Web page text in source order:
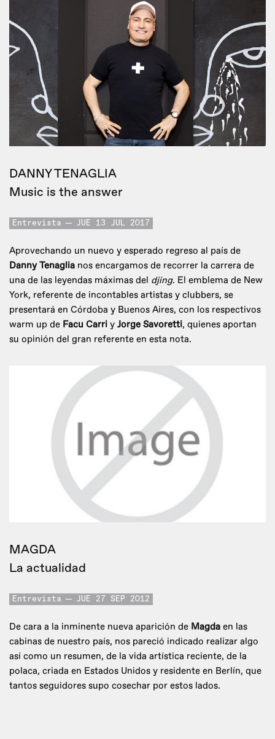
DANNY TENAGLIA
Music is the answer
Entrevista JUE 13 JUL 2017
Aprovechando un nuevo y esperado regreso al país de
Danny Tenaglia nos encargamos de recorrer la carrera de
una de las leyendas máximas del djing. El emblema de New
York, referente de incontables artistas y clubbers, se
presentará en Córdoba y Buenos Aires, con los respectivos
warm up de Facu Carri y Jorge Savoretti, quienes aportan
su opinión del gran referente en esta nota.
MAGDA
La actualidad
Entrevista JUE 27 SEP 2012
De cara a la inminente nueva aparición de Magda en las
cabinas de nuestro país, nos pareció indicado realizar algo
así como un resumen, de la vida artística reciente, de la
polaca, criada en Estados Unidos y residente en Berlín, que
tantos seguidores supo cosechar por estos lados.